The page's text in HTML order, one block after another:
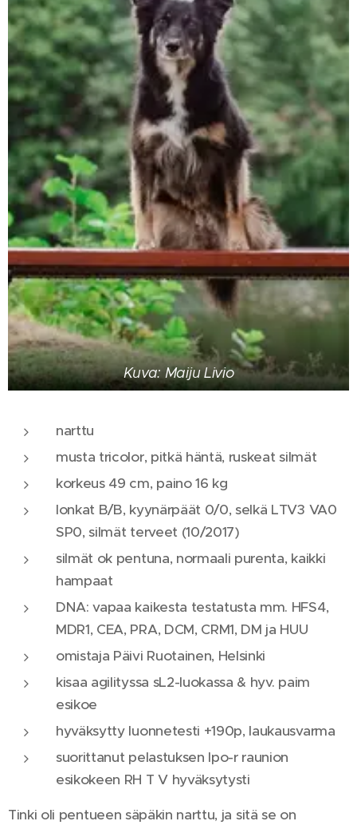
Kuva: Maiju Livio
narttu
musta tricolor, pitkä häntä, ruskeat silmät
korkeus 49 cm, paino 16 kg
lonkat B/B, kyynärpäät 0/0, selkä LTV3 VA0
SP0, silmät terveet (10/2017)
silmät ok pentuna, normaali purenta, kaikki
hampaat
DNA: vapaa kaikesta testatusta mm. HFS4,
MDR1, CEA, PRA, DCM, CRM1, DM ja HUU
omistaja Päivi Ruotainen, Helsinki
kisaa agilityssa sL2-luokassa & hyv. paim
esikoe
hyväksytty luonnetesti +190p, laukausvarma
suorittanut pelastuksen Ipo-r raunion
esikokeen RH T V hyväksytysti
Tinki oli pentueen säpäkin narttu, ja sitä se on